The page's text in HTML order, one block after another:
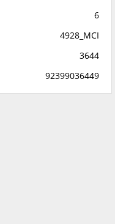
6
4928_MCI
3644
92399036449